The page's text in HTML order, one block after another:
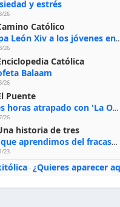
y estrés
26
Católico
Papa León Xiv a los jóvenes en Asís, 6-8-2026: «De san Francisco aprendan la radicalidad
26
Católica
Balaam
26
Puente
Tres horas atrapado con 'La Odisea' de Nolan
26
historia de tres
Lo que aprendimos del fracaso al emprender
23
· ¿Quieres aparecer